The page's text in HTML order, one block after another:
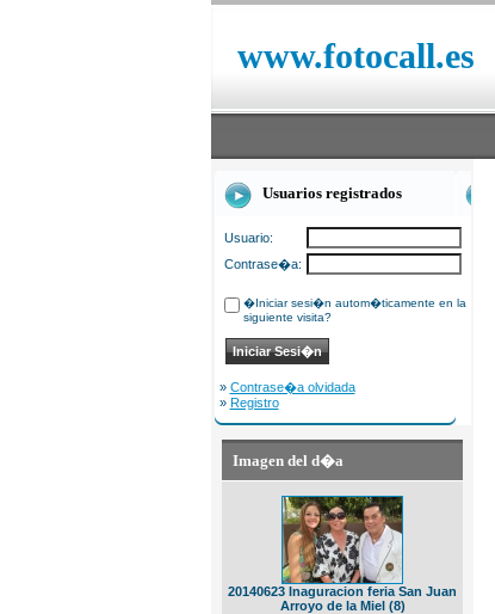
www.fotocall.es
Usuarios registrados
Usuario:
Contrase�a:
�Iniciar sesi�n autom�ticamente en la
siguiente visita?
» Contrase�a olvidada
» Registro
Imagen del d�a
20140623 Inaguracion feria San Juan
Arroyo de la Miel (8)